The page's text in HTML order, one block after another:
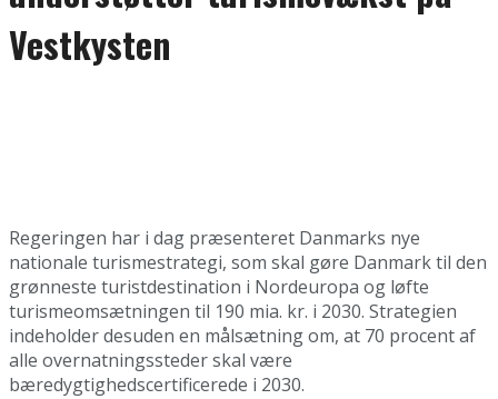
Vestkysten
Regeringen har i dag præsenteret Danmarks nye
nationale turismestrategi, som skal gøre Danmark til den
grønneste turistdestination i Nordeuropa og løfte
turismeomsætningen til 190 mia. kr. i 2030. Strategien
indeholder desuden en målsætning om, at 70 procent af
alle overnatningssteder skal være
bæredygtighedscertificerede i 2030.